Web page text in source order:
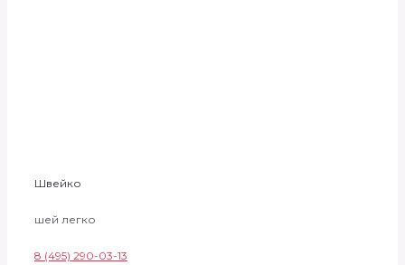
Швейко
шей легко
8 (495) 290-03-13